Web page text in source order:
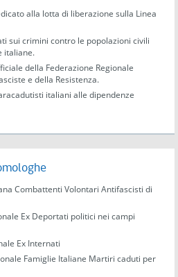
alla lotta di liberazione sulla Linea
sui crimini contro le popolazioni civili
italiane.
della Federazione Regionale
e della Resistenza.
italiani alle dipendenze
Combattenti Volontari Antifascisti di
Ex Deportati politici nei campi
Ex Internati
Famiglie Italiane Martiri caduti per